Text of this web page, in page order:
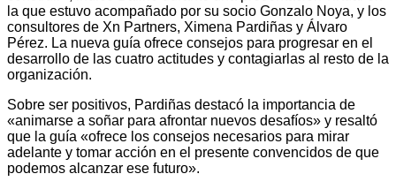
la que estuvo acompañado por su socio Gonzalo Noya, y los
consultores de Xn Partners, Ximena Pardiñas y Álvaro
Pérez. La nueva guía ofrece consejos para progresar en el
desarrollo de las cuatro actitudes y contagiarlas al resto de la
organización.
Sobre ser positivos, Pardiñas destacó la importancia de
«animarse a soñar para afrontar nuevos desafíos» y resaltó
que la guía «ofrece los consejos necesarios para mirar
adelante y tomar acción en el presente convencidos de que
podemos alcanzar ese futuro».